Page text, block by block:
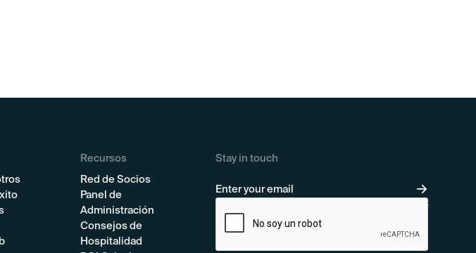
Recursos
Red de Socios
Panel de
Administración
Consejos de
Hospitalidad
Stay in touch